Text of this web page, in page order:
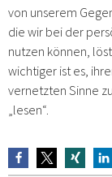
von unserem
die wir bei der
nutzen können,
wichtiger ist es,
vernetzten Sinne
„lesen“.